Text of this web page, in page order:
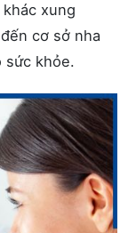
xung
cơ sở nha
sức khỏe.